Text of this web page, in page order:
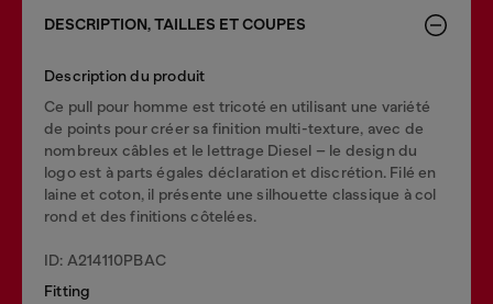
DESCRIPTION, TAILLES ET COUPES
Description du produit
Ce pull pour homme est tricoté en utilisant une variété
de points pour créer sa finition multi-texture, avec de
nombreux câbles et le lettrage Diesel – le design du
logo est à parts égales déclaration et discrétion. Filé en
laine et coton, il présente une silhouette classique à col
rond et des finitions côtelées.
ID: A214110PBAC
Fitting